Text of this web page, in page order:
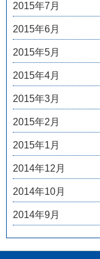
2015年7月
2015年6月
2015年5月
2015年4月
2015年3月
2015年2月
2015年1月
2014年12月
2014年10月
2014年9月